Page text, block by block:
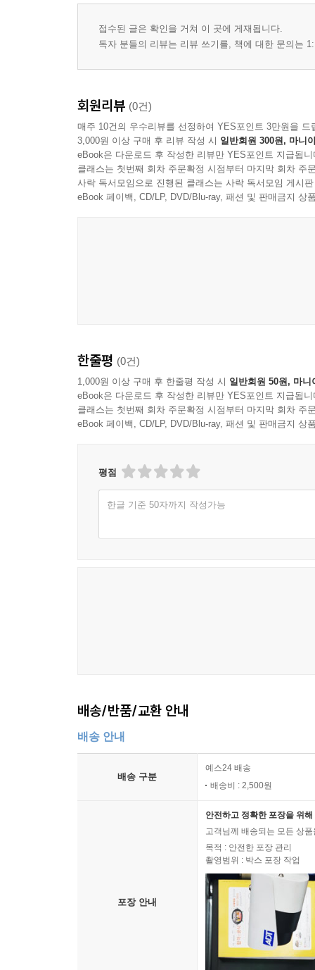
접수된 글은 확인을 거쳐 이 곳에 게재됩니다.
독자 분들의 리뷰는 리뷰 쓰기를, 책에 대한 문의는
회원리뷰 (0건)
매주 10건의 우수리뷰를 선정하여 YES포인트 3만원을 드
3,000원 이상 구매 후 리뷰 작성 시 일반회원 300원, 마니
eBook은 다운로드 후 작성한 리뷰만 YES포인트 지급됩니
클래스는 첫번째 회차 주문확정 시점부터 마지막 회차 주
사락 독서모임으로 진행된 클래스는 사락 독서모임 게시
eBook 페이백, CD/LP, DVD/Blu-ray, 패션 및 판매금지 상
한줄평 (0건)
1,000원 이상 구매 후 한줄평 작성 시 일반회원 50원, 마니
eBook은 다운로드 후 작성한 리뷰만 YES포인트 지급됩니
클래스는 첫번째 회차 주문확정 시점부터 마지막 회차 주
eBook 페이백, CD/LP, DVD/Blu-ray, 패션 및 판매금지 상
평점
한글 기준 50자까지 작성가능
배송/반품/교환 안내
배송 안내
배송 구분
예스24 배송
배송비 : 2,500원
포장 안내
안전하고 정확한 포장을 위
고객님께 배송되는 모든 상
목적 : 안전한 포장 관리
촬영범위 : 박스 포장 작업